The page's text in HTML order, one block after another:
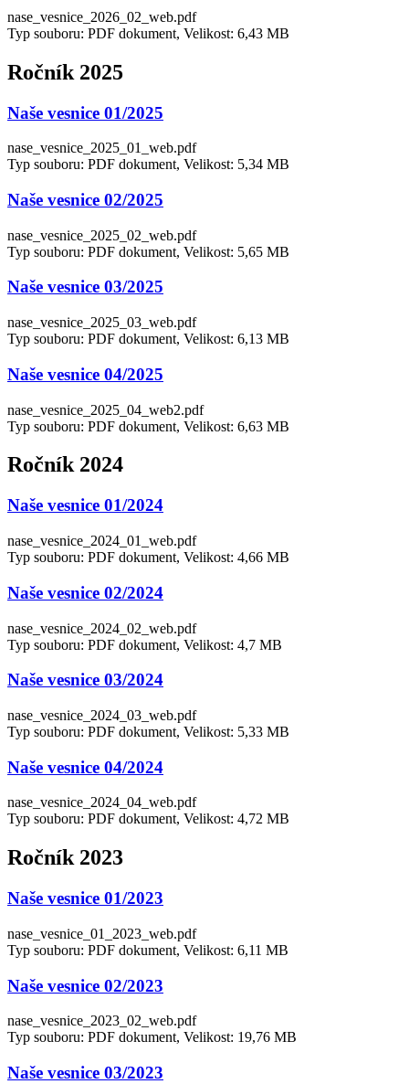
nase_vesnice_2026_02_web.pdf
Typ souboru: PDF dokument, Velikost: 6,43 MB
Ročník 2025
Naše vesnice 01/2025
nase_vesnice_2025_01_web.pdf
Typ souboru: PDF dokument, Velikost: 5,34 MB
Naše vesnice 02/2025
nase_vesnice_2025_02_web.pdf
Typ souboru: PDF dokument, Velikost: 5,65 MB
Naše vesnice 03/2025
nase_vesnice_2025_03_web.pdf
Typ souboru: PDF dokument, Velikost: 6,13 MB
Naše vesnice 04/2025
nase_vesnice_2025_04_web2.pdf
Typ souboru: PDF dokument, Velikost: 6,63 MB
Ročník 2024
Naše vesnice 01/2024
nase_vesnice_2024_01_web.pdf
Typ souboru: PDF dokument, Velikost: 4,66 MB
Naše vesnice 02/2024
nase_vesnice_2024_02_web.pdf
Typ souboru: PDF dokument, Velikost: 4,7 MB
Naše vesnice 03/2024
nase_vesnice_2024_03_web.pdf
Typ souboru: PDF dokument, Velikost: 5,33 MB
Naše vesnice 04/2024
nase_vesnice_2024_04_web.pdf
Typ souboru: PDF dokument, Velikost: 4,72 MB
Ročník 2023
Naše vesnice 01/2023
nase_vesnice_01_2023_web.pdf
Typ souboru: PDF dokument, Velikost: 6,11 MB
Naše vesnice 02/2023
nase_vesnice_2023_02_web.pdf
Typ souboru: PDF dokument, Velikost: 19,76 MB
Naše vesnice 03/2023